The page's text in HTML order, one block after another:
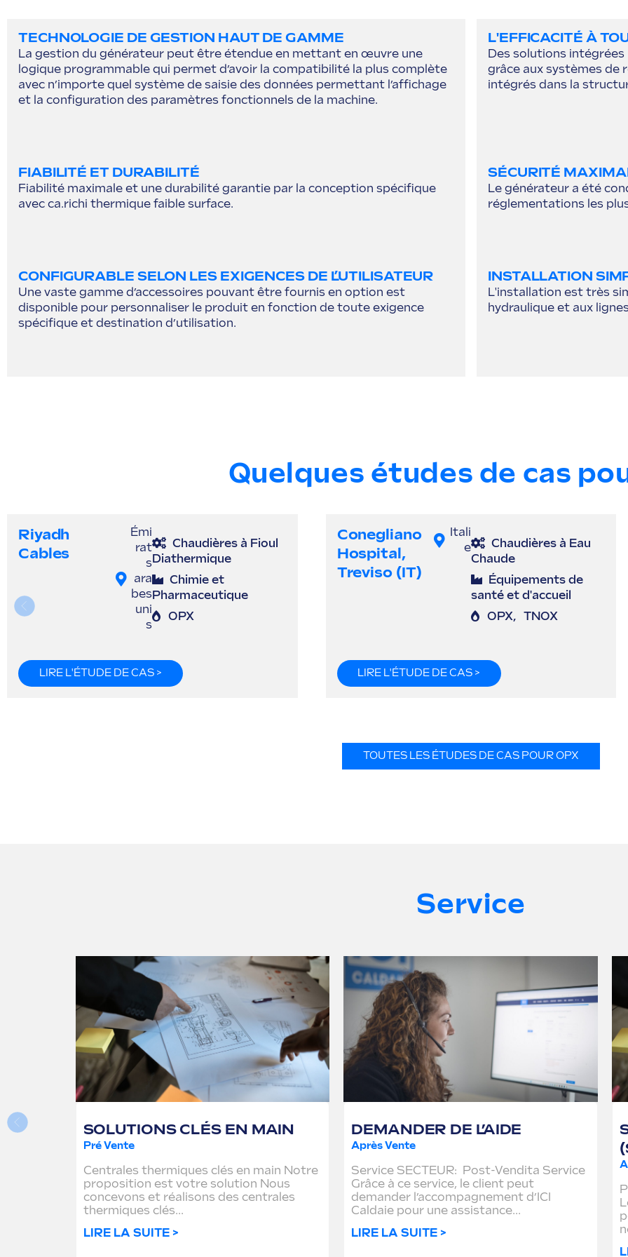
TECHNOLOGIE DE GESTION HAUT DE GAMME
La gestion du générateur peut être étendue en mettant en œuvre une
logique programmable qui permet d’avoir la compatibilité la plus complète
avec n’importe quel système de saisie des données permettant l’affichage
et la configuration des paramètres fonctionnels de la machine.
L'EFFICACITÉ À
Des solutions
grâce aux systèmes de
intégrés dans la
FIABILITÉ ET DURABILITÉ
Fiabilité maximale et une durabilité garantie par la conception spécifique
avec ca.richi thermique faible surface.
SÉCURITÉ
Le générateur a été
réglementations les
CONFIGURABLE SELON LES EXIGENCES DE L’UTILISATEUR
Une vaste gamme d’accessoires pouvant être fournis en option est
disponible pour personnaliser le produit en fonction de toute exigence
spécifique et destination d’utilisation.
INSTALLATION
L'installation est très
hydraulique et aux
Quelques études de cas
Riyadh
Cables
Émi
rat
s
ara
bes
uni
s
Chaudières à Fioul
Diathermique
Chimie et
Pharmaceutique
OPX
LIRE L'ÉTUDE DE CAS >
Conegliano
Hospital,
Treviso (IT)
Itali
e
Chaudières à Eau
Chaude
Équipements de
santé et d'accueil
OPX, TNOX
LIRE L'ÉTUDE DE CAS >
TOUTES LES ÉTUDES DE CAS POUR OPX
Service
SOLUTIONS CLÉS EN MAIN
Pré Vente
Centrales thermiques clés en main Notre
proposition est votre solution Nous
concevons et réalisons des centrales
thermiques clés...
LIRE LA SUITE >
DEMANDER DE L’AIDE
Après Vente
Service SECTEUR: Post-Vendita Service
Grâce à ce service, le client peut
demander l’accompagnement d’ICI
Caldaie pour une assistance...
LIRE LA SUITE >